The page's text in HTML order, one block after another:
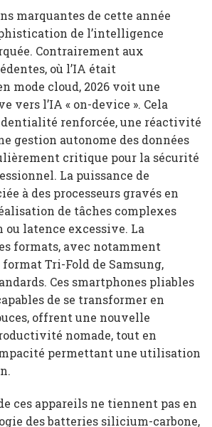
marquantes de cette année
de l’intelligence
Contrairement aux
où l’IA était
mode cloud, 2026 voit une
vers l’IA « on-device ». Cela
renforcée, une réactivité
gestion autonome des données
critique pour la sécurité
La puissance de
à des processeurs gravés en
de tâches complexes
latence excessive. La
formats, avec notamment
Tri-Fold de Samsung,
Ces smartphones pliables
de se transformer en
offrent une nouvelle
nomade, tout en
permettant une utilisation
ces appareils ne tiennent pas en
des batteries silicium-carbone,